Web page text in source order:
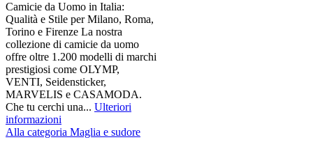
Camicie da Uomo in Italia:
Qualità e Stile per Milano, Roma,
Torino e Firenze La nostra
collezione di camicie da uomo
offre oltre 1.200 modelli di marchi
prestigiosi come OLYMP,
VENTI, Seidensticker,
MARVELIS e CASAMODA.
Che tu cerchi una... Ulteriori
informazioni
Alla categoria Maglia e sudore